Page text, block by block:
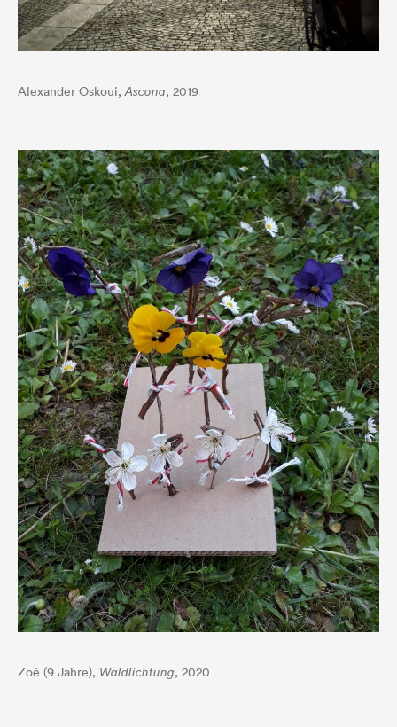
Alexander Oskoui,Ascona, 2019
Zoé (9 Jahre), Waldlichtung, 2020